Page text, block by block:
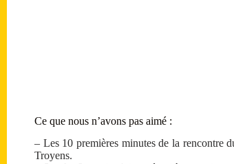
Ce que nous n’avons pas aimé :
– Les 10 premières minutes de la rencontre
Troyens.